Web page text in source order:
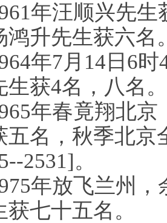
年汪顺兴先生
鸿升先生获六名
年7月14日6时
生获4名，八名。
年春竟翔北京
五名，秋季北
2531]。
年放飞兰州，
七十五名。